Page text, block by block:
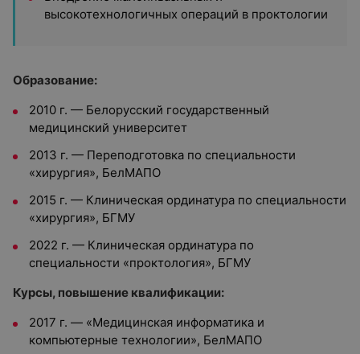
высокотехнологичных операций в проктологии
Образование:
2010 г. — Белорусский государственный
медицинский университет
2013 г. — Переподготовка по специальности
«хирургия», БелМАПО
2015 г. — Клиническая ординатура по специальности
«хирургия», БГМУ
2022 г. — Клиническая ординатура по
специальности «проктология», БГМУ
Курсы, повышение квалификации:
2017 г. — «Медицинская информатика и
компьютерные технологии», БелМАПО